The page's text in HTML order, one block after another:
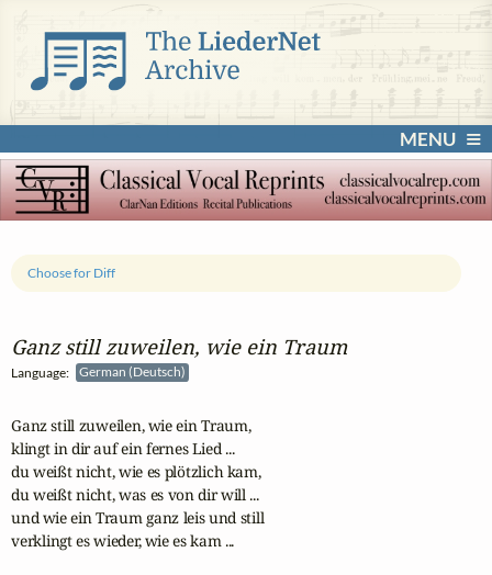
MENU
Ganz still zuweilen, wie ein Traum
Language: German (Deutsch)
Choose for Diff
Ganz still zuweilen, wie ein Traum,
klingt in dir auf ein fernes Lied ...
du weißt nicht, wie es plötzlich kam,
du weißt nicht, was es von dir will ...
und wie ein Traum ganz leis und still
verklingt es wieder, wie es kam ...